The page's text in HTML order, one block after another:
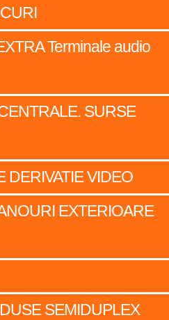
Terminale audio
SURSE
DERIVATIE VIDEO
EXTERIOARE
SEMIDUPLEX